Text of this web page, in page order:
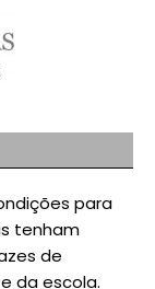
para
tenham
de
da escola.